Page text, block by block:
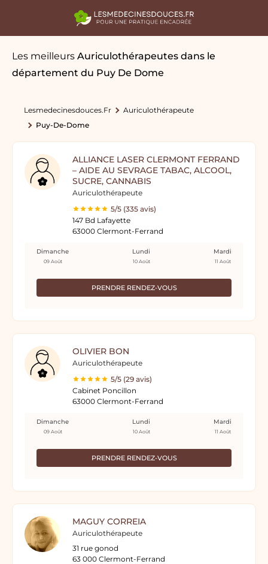
Les meilleurs Auriculothérapeutes dans le
département du Puy De Dome
Lesmedecinesdouces.fr
Auriculothérapeute
Puy-De-Dome
ALLIANCE LASER CLERMONT FERRAND
– AIDE AU SEVRAGE TABAC, ALCOOL,
SUCRE, CANNABIS
Auriculothérapeute
5/5 (335 avis)
147 Bd Lafayette
63000 Clermont-Ferrand
PRENDRE RENDEZ-VOUS
Dimanche
09 Août
Lundi
10 Août
Mardi
11 Août
OLIVIER BON
Auriculothérapeute
5/5 (29 avis)
Cabinet Poncillon
63000 Clermont-Ferrand
PRENDRE RENDEZ-VOUS
Dimanche
09 Août
Lundi
10 Août
Mardi
11 Août
MAGUY CORREIA
Auriculothérapeute
31 rue gonod
63 000 Clermont-Ferrand